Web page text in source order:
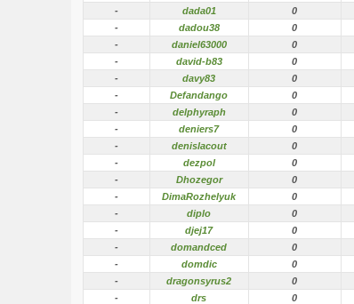
-
dada01 0
-
dadou38 0
-
daniel63000 0
-
david-b83 0
-
davy83 0
-
Defandango 0
-
delphyraph 0
-
deniers7 0
-
denislacout 0
-
dezpol 0
-
Dhozegor 0
-
DimaRozhelyuk 0
-
diplo 0
-
djej17 0
-
domandced 0
-
domdic 0
-
dragonsyrus2 0
-
drs 0